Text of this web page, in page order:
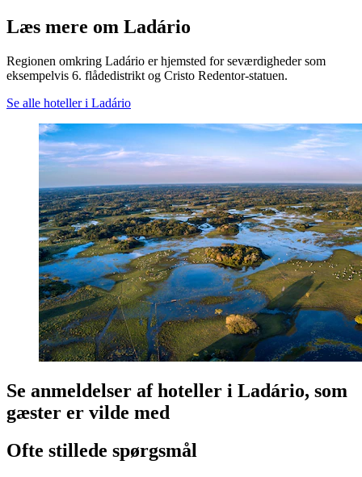
Læs mere om Ladário
Regionen omkring Ladário er hjemsted for seværdigheder som
eksempelvis 6. flådedistrikt og Cristo Redentor-statuen.
Se alle hoteller i Ladário
Se anmeldelser af hoteller i Ladário, som
gæster er vilde med
Ofte stillede spørgsmål